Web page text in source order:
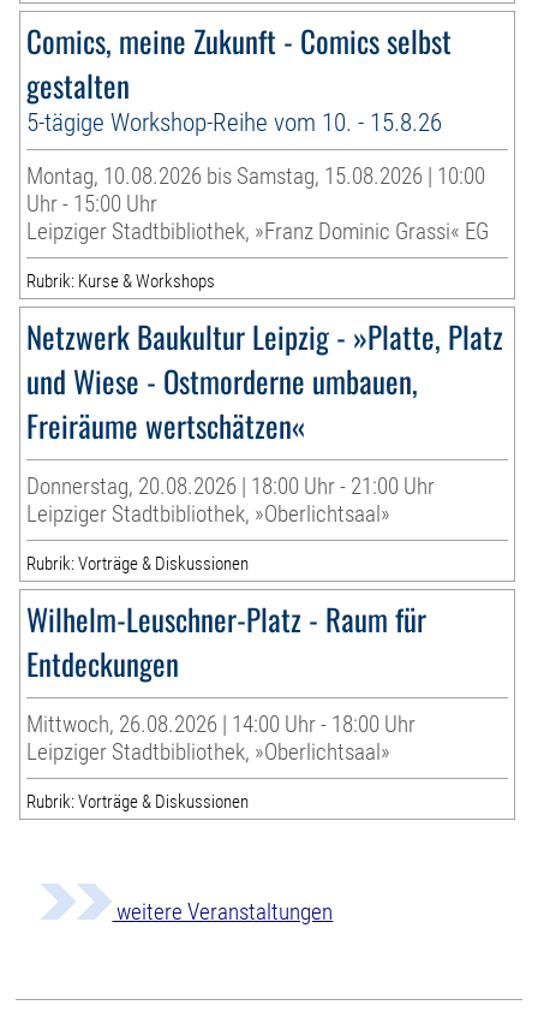
Comics, meine Zukunft - Comics selbst
gestalten
5-tägige Workshop-Reihe vom 10. - 15.8.26
Montag, 10.08.2026 bis Samstag, 15.08.2026 | 10:00
Uhr - 15:00 Uhr
Leipziger Stadtbibliothek, »Franz Dominic Grassi« EG
Rubrik: Kurse & Workshops
Netzwerk Baukultur Leipzig - »Platte, Platz
und Wiese - Ostmorderne umbauen,
Freiräume wertschätzen«
Donnerstag, 20.08.2026 | 18:00 Uhr - 21:00 Uhr
Leipziger Stadtbibliothek, »Oberlichtsaal»
Rubrik: Vorträge & Diskussionen
Wilhelm-Leuschner-Platz - Raum für
Entdeckungen
Mittwoch, 26.08.2026 | 14:00 Uhr - 18:00 Uhr
Leipziger Stadtbibliothek, »Oberlichtsaal»
Rubrik: Vorträge & Diskussionen
weitere Veranstaltungen